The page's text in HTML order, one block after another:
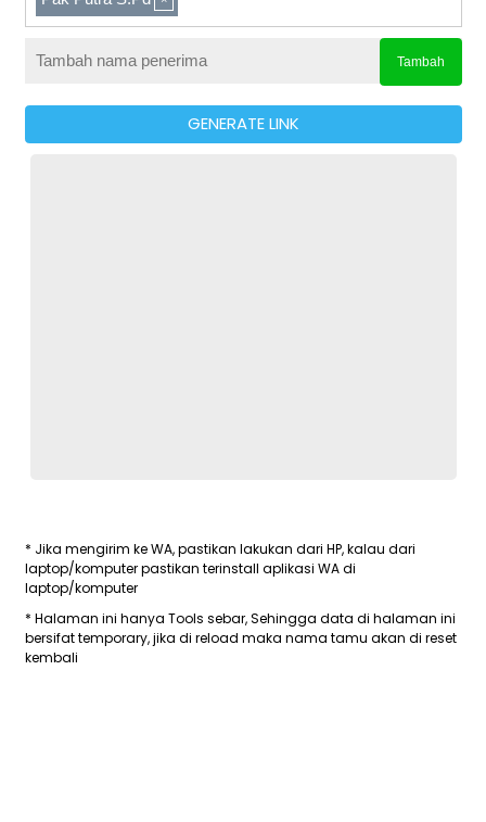
Tambah
GENERATE LINK
* Jika mengirim ke WA, pastikan lakukan dari HP, kalau dari
laptop/komputer pastikan terinstall aplikasi WA di
laptop/komputer
* Halaman ini hanya Tools sebar, Sehingga data di halaman ini
bersifat temporary, jika di reload maka nama tamu akan di reset
kembali